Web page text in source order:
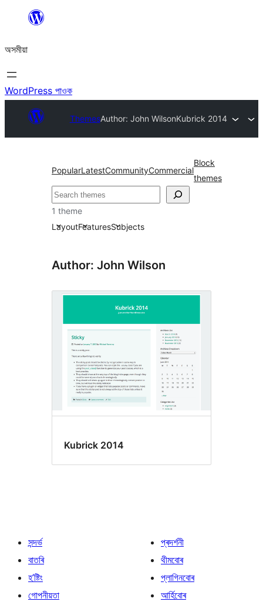
বিষয়বস্তুলৈ
যাওক
অসমীয়া
WordPress পাওক
ThemesAuthor: John WilsonKubrick 2014
PopularLatestCommunityCommercial
Block
themes
সন্ধান
কৰক
1 theme
LayoutFeaturesSubjects
Author: John Wilson
Kubrick 2014
সন্দৰ্ভ
বাতৰি
হ’ষ্টিং
গোপনীয়তা
প্ৰদৰ্শনী
থীমবোৰ
প্লাগিনবোৰ
আৰ্হিবোৰ